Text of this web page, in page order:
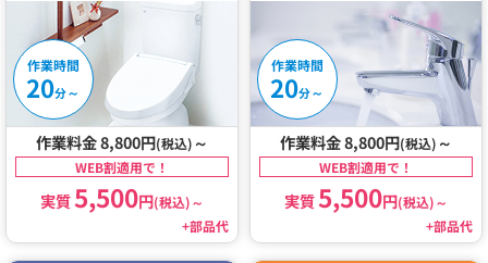
作業時間
20分～
作業料金 8,800円(税込) ～
WEB割適用で！
実質5,500円(税込)～
+部品代
作業時間
20分～
作業料金 8,800円(税込) ～
WEB割適用で！
実質5,500円(税込)～
+部品代